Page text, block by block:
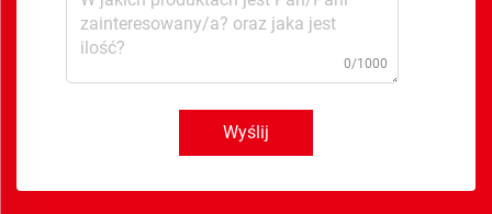
0/1000
Wyślij